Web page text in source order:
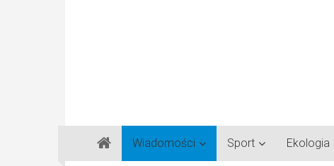
Gazeta
Regionalna
Wiadomości Sport Ekologia